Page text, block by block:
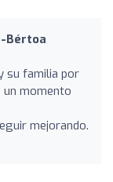
Bértoa
su familia por
momento
mejorando.